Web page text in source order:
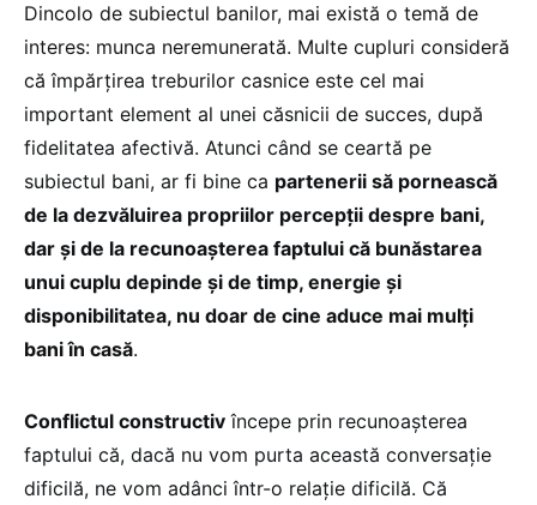
Dincolo de subiectul banilor, mai există o temă de
interes: munca neremunerată. Multe cupluri consideră
că împărțirea treburilor casnice este cel mai
important element al unei căsnicii de succes, după
fidelitatea afectivă. Atunci când se ceartă pe
subiectul bani, ar fi bine ca partenerii să pornească
de la dezvăluirea propriilor percepții despre bani,
dar și de la recunoașterea faptului că bunăstarea
unui cuplu depinde și de timp, energie și
disponibilitatea, nu doar de cine aduce mai mulți
bani în casă.
Conflictul constructiv începe prin recunoașterea
faptului că, dacă nu vom purta această conversație
dificilă, ne vom adânci într-o relație dificilă. Că